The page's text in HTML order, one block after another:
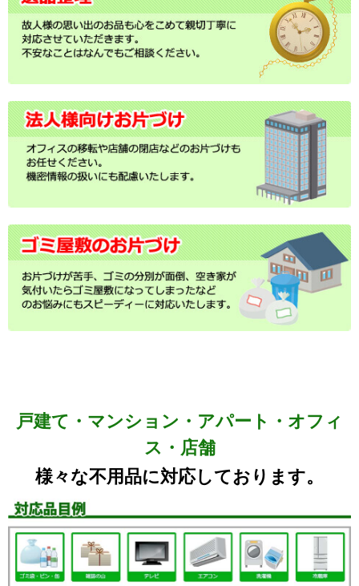
戸建て・マンション・アパート・オフィ
ス・店舗
様々な不用品に対応しております。